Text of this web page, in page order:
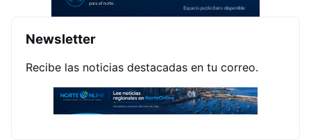
Newsletter
Recibe las noticias destacadas en tu correo.